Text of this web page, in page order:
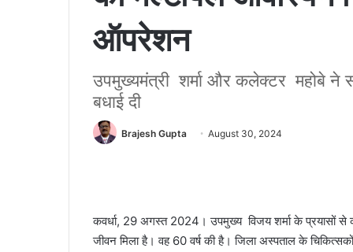
ऑपरेशन
उपमुख्यमंत्री शर्मा और कलेक्टर महोबे ने
बधाई दी
Brajesh Gupta August 30, 2024
कवर्धा, 29 अगस्त 2024। उपमुख्य विजय शर्मा के प्रयासों से
जीवन मिला है। वह 60 वर्ष की है। जिला अस्पताल के